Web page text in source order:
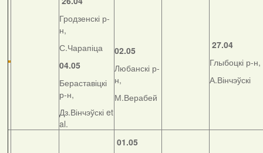
Гродзенскі р-
н,
С.Чарапіца
04.05
Бераставіцкі
р-н,
Дз.Вінчэўскі et
al.
02.05
Любанскі р-
н,
М.Верабей
27.04
Глыбоцкі р-н,
А.Вінчэўскі
01.05